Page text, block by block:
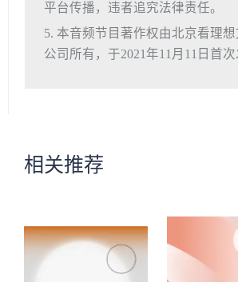
平台传播，违者追究法律责任。
5. 本音频节目著作权由北京看理
公司所有，于2021年11月11日首次
相关推荐